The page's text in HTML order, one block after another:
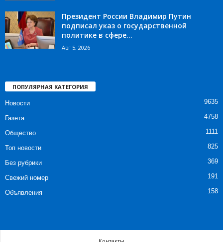
Президент России Владимир Путин
подписал указ о государственной
политике в сфере...
Авг 5, 2026
ПОПУЛЯРНАЯ КАТЕГОРИЯ
Новости 9635
Газета 4758
Общество 1111
Топ новости 825
Без рубрики 369
Свежий номер 191
Объявления 158